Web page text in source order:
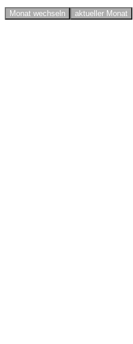
Monat wechseln aktueller Monat